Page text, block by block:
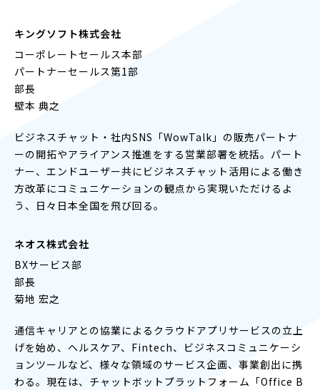
キングソフト株式会社
コーポレートセールス本部
パートナーセールス第1部
部長
壁本 典之
ビジネスチャット・社内SNS「WowTalk」の販売パートナ
ーの開拓やアライアンス推進をする営業部署を統括。パート
ナー、エンドユーザー共にビジネスチャット活用による働き
方改革にコミュニケーションの観点から実現いただけるよ
う、日々日本全国を飛び回る。
ネオス株式会社
BXサービス部
部長
菊地 宏之
通信キャリアとの協業によるクラウドアプリサービスの立上
げを始め、ヘルスケア、Fintech、ビジネスコミュニケーシ
ョンツールなど、様々な領域のサービス企画、事業創出に携
わる。現在は、チャットボットプラットフォーム「Office B